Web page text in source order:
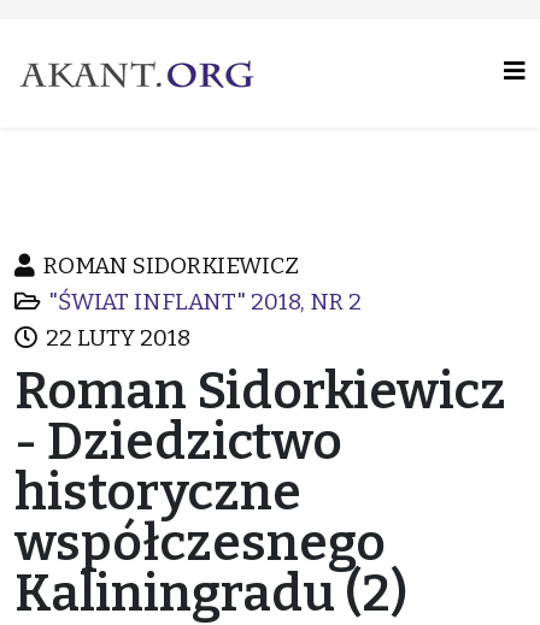
ROMAN SIDORKIEWICZ
"ŚWIAT INFLANT" 2018, NR 2
22 LUTY 2018
Roman Sidorkiewicz
- Dziedzictwo
historyczne
współczesnego
Kaliningradu (2)